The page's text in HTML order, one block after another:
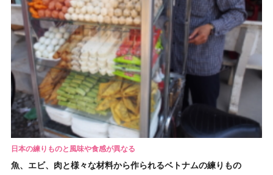
日本の練りものと風味や食感が異なる
魚、エビ、肉と様々な材料から作られるベトナムの練りもの